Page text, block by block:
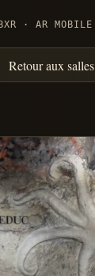
· AR MOBILE
Retour aux salles